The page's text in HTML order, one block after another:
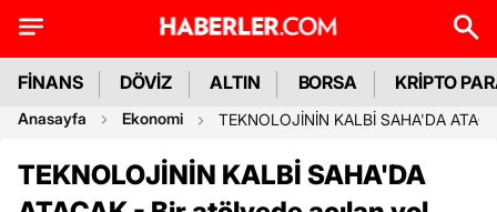
FİNANS DÖVİZ ALTIN BORSA KRİPTO
Anasayfa Ekonomi TEKNOLOJİNİN KALBİ SAHA'DA
TEKNOLOJİNİN KALBİ SAHA'DA